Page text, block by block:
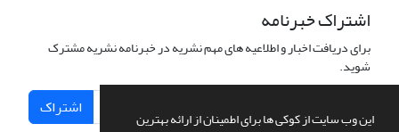
این وب سایت از کوکی ها برای اطمینان از ارائه بهترین
اشتراک خبرنامه
برای دریافت اخبار و اطلاعیه های مهم نشریه در خبرنامه نشریه مشترک
شوید.
اشتراک